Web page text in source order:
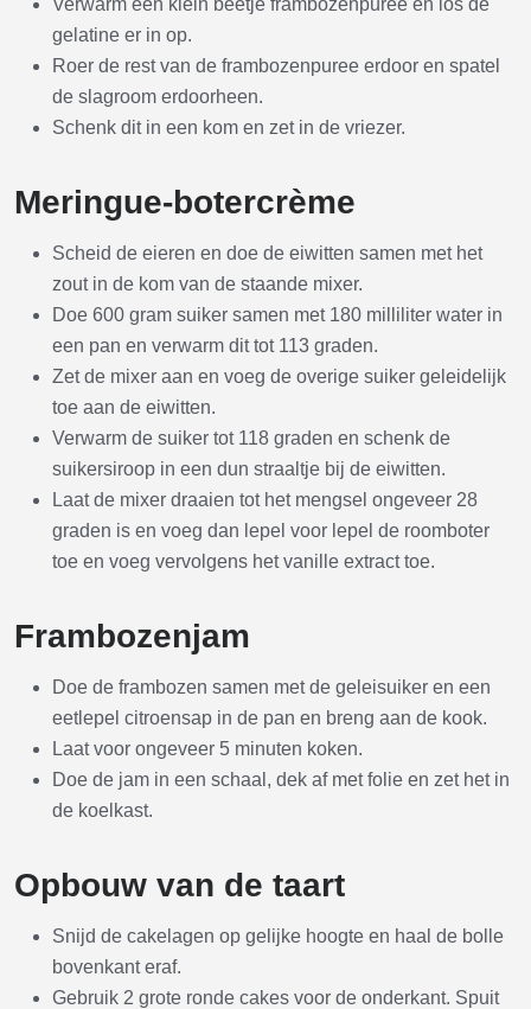
gelatine er in op.
Roer de rest van de frambozenpuree erdoor en spatel
de slagroom erdoorheen.
Schenk dit in een kom en zet in de vriezer.
Meringue-botercrème
Scheid de eieren en doe de eiwitten samen met het
zout in de kom van de staande mixer.
Doe 600 gram suiker samen met 180 milliliter water in
een pan en verwarm dit tot 113 graden.
Zet de mixer aan en voeg de overige suiker geleidelijk
toe aan de eiwitten.
Verwarm de suiker tot 118 graden en schenk de
suikersiroop in een dun straaltje bij de eiwitten.
Laat de mixer draaien tot het mengsel ongeveer 28
graden is en voeg dan lepel voor lepel de roomboter
toe en voeg vervolgens het vanille extract toe.
Frambozenjam
Doe de frambozen samen met de geleisuiker en een
eetlepel citroensap in de pan en breng aan de kook.
Laat voor ongeveer 5 minuten koken.
Doe de jam in een schaal, dek af met folie en zet het in
de koelkast.
Opbouw van de taart
Snijd de cakelagen op gelijke hoogte en haal de bolle
bovenkant eraf.
Gebruik 2 grote ronde cakes voor de onderkant. Spuit